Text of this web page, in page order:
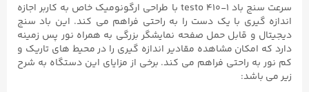
سرعت سنج باد testo ۴۱۰-۱ با طراحی ارگونومیک خاص به کاربر اجازه
اندازه گیری با یک دست را به راحتی فراهم می کند. این باد سنج
دیجیتال و قابل حمل صفحه نمایشگر بزرگی به همراه نور پس زمینه
دارد که امکان مشاهده مقادیر اندازه گیری را در محیط های تاریک و
کم نور به راحتی فراهم می کند. برخی از مزایای این دستگاه به شرح
زیر می باشد: